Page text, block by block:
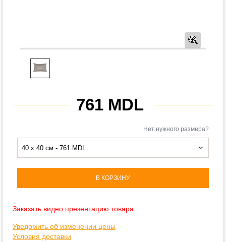
761 MDL
Нет нужного размера?
40 x 40 см - 761 MDL
В КОРЗИНУ
Заказать видео презентацию товара
Уведомить об изменении цены
Условия доставки